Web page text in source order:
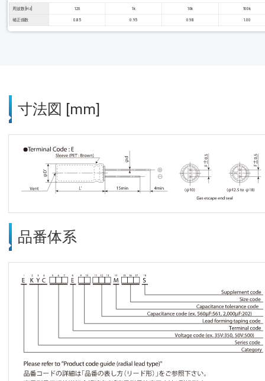
周波数 [Hz] 120 1k 10k 100k
補正係数 0.85 0.95 0.98 1.00
寸法図 [mm]
品番体系